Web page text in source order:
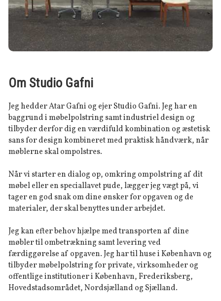
Om Studio Gafni
Jeg hedder Atar Gafni og ejer Studio Gafni. Jeg har en
baggrund i møbelpolstring samt industriel design og
tilbyder derfor dig en værdifuld kombination og æstetisk
sans for design kombineret med praktisk håndværk, når
møblerne skal ompolstres.
Når vi starter en dialog op, omkring ompolstring af dit
møbel eller en speciallavet pude, lægger jeg vægt på, vi
tager en god snak om dine ønsker for opgaven og de
materialer, der skal benyttes under arbejdet.
Jeg kan efter behov hjælpe med transporten af dine
møbler til ombetrækning samt levering ved
færdiggørelse af opgaven. Jeg har til huse i København og
tilbyder møbelpolstring for private, virksomheder og
offentlige institutioner i København, Frederiksberg,
Hovedstadsområdet, Nordsjælland og Sjælland.